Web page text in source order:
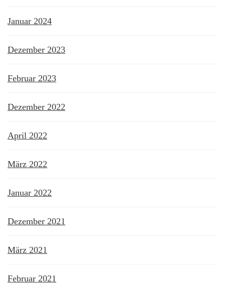
Januar 2024
Dezember 2023
Februar 2023
Dezember 2022
April 2022
März 2022
Januar 2022
Dezember 2021
März 2021
Februar 2021